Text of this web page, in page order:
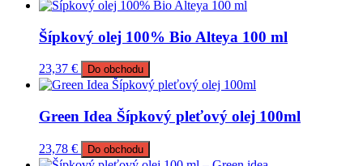
Šípkový olej 100% Bio Alteya 100 ml
23,37 € Do obchodu
Green Idea Šípkový pleťový olej 100ml
23,78 € Do obchodu